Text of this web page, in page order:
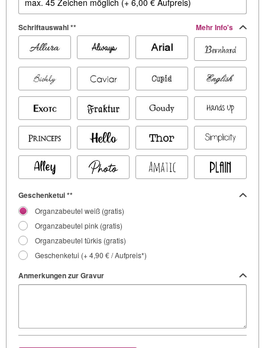
Schriftauswahl ** Mehr Info's
Geschenketui **
Organzabeutel weiß (gratis)
Organzabeutel pink (gratis)
Organzabeutel türkis (gratis)
Geschenketui (+ 4,90 € / Aufpreis*)
Anmerkungen zur Gravur